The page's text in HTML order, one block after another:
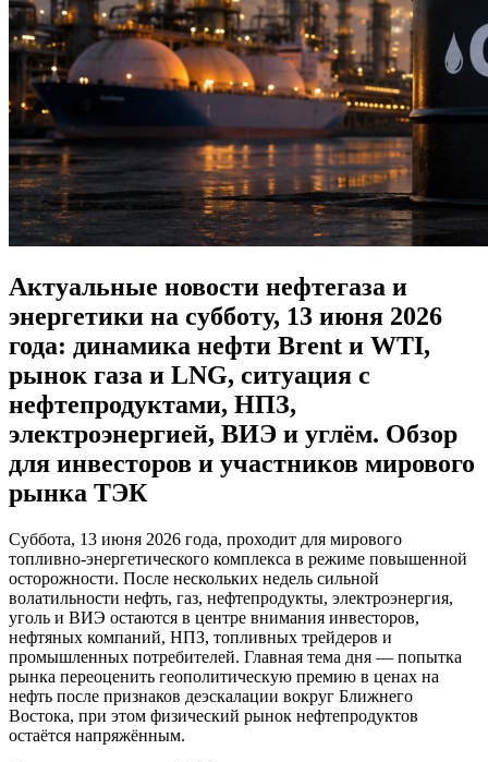
Актуальные новости нефтегаза и
энергетики на субботу, 13 июня 2026
года: динамика нефти Brent и WTI,
рынок газа и LNG, ситуация с
нефтепродуктами, НПЗ,
электроэнергией, ВИЭ и углём. Обзор
для инвесторов и участников мирового
рынка ТЭК
Суббота, 13 июня 2026 года, проходит для мирового
топливно-энергетического комплекса в режиме повышенной
осторожности. После нескольких недель сильной
волатильности нефть, газ, нефтепродукты, электроэнергия,
уголь и ВИЭ остаются в центре внимания инвесторов,
нефтяных компаний, НПЗ, топливных трейдеров и
промышленных потребителей. Главная тема дня — попытка
рынка переоценить геополитическую премию в ценах на
нефть после признаков деэскалации вокруг Ближнего
Востока, при этом физический рынок нефтепродуктов
остаётся напряжённым.